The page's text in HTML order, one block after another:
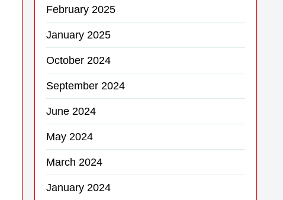
February 2025
January 2025
October 2024
September 2024
June 2024
May 2024
March 2024
January 2024